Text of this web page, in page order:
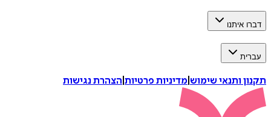
דברו איתנו
עברית
תקנון ותנאי שימוש מדיניות פרטיות הצהרת נגישות